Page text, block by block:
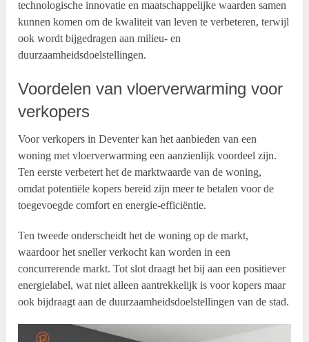
technologische innovatie en maatschappelijke waarden samen
kunnen komen om de kwaliteit van leven te verbeteren, terwijl
ook wordt bijgedragen aan milieu- en
duurzaamheidsdoelstellingen.
Voordelen van vloerverwarming voor
verkopers
Voor verkopers in Deventer kan het aanbieden van een
woning met vloerverwarming een aanzienlijk voordeel zijn.
Ten eerste verbetert het de marktwaarde van de woning,
omdat potentiële kopers bereid zijn meer te betalen voor de
toegevoegde comfort en energie-efficiëntie.
Ten tweede onderscheidt het de woning op de markt,
waardoor het sneller verkocht kan worden in een
concurrerende markt. Tot slot draagt het bij aan een positiever
energielabel, wat niet alleen aantrekkelijk is voor kopers maar
ook bijdraagt aan de duurzaamheidsdoelstellingen van de stad.